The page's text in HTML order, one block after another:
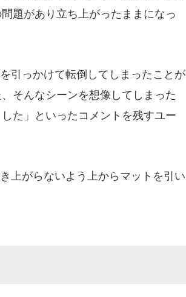
題があり立ち上がったままになっ
引っかけて転倒してしまったことが
そんなシーンを想像してしまった
た」といったコメントを残すユー
上がらないよう上からマットを引い